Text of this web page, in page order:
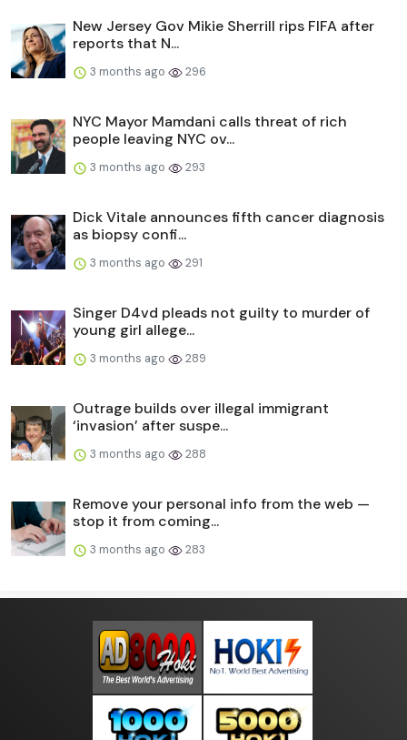
New Jersey Gov Mikie Sherrill rips FIFA after
reports that N...
3 months ago 296
NYC Mayor Mamdani calls threat of rich
people leaving NYC ov...
3 months ago 293
Dick Vitale announces fifth cancer diagnosis
as biopsy confi...
3 months ago 291
Singer D4vd pleads not guilty to murder of
young girl allege...
3 months ago 289
Outrage builds over illegal immigrant
‘invasion’ after suspe...
3 months ago 288
Remove your personal info from the web —
stop it from coming...
3 months ago 283